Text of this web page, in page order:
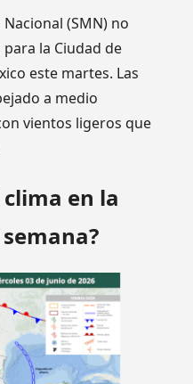
(SMN) no
la Ciudad de
este martes. Las
a medio
vientos ligeros que
en la